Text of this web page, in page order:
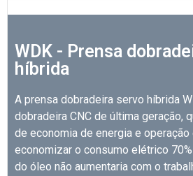
WDK - Prensa
híbrida
A prensa dobradeira servo híbrida
dobradeira CNC de última geração,
de economia de energia e
economizar o consumo elétrico
do óleo não aumentaria com o